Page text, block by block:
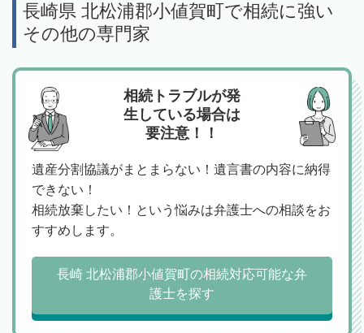
長崎県 北松浦郡小値賀町で相続に強い
その他の専門家
相続トラブルが発
生している場合は
要注意！！
遺産分割協議がまとまらない！遺言書の内容に納得
できない！
相続放棄したい！という悩みは弁護士への相談をお
すすめします。
長崎 北松浦郡小値賀町の相続対応可能な弁
護士を探す